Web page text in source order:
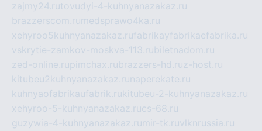
zajmy24.rutovudyi-4-kuhnyanazakaz.ru
brazzerscom.ru medsprawo4ka.ru
xehyroo5kuhnyanazakaz.rufabrikayfabrikaefabrika.ru
vskrytie-zamkov-moskva-113.rubiletnadom.ru
zed-online.rupimchax.rubrazzers-hd.ruz-host.ru
kitubeu2kuhnyanazakaz.ru naperekate.ru
kuhnyaofabrikaufabrik.rukitubeu-2-kuhnyanazakaz.ru
xehyroo-5-kuhnyanazakaz.rucs-68.ru
guzywia-4-kuhnyanazakaz.ru mir-tk.ruvlknrussia.ru